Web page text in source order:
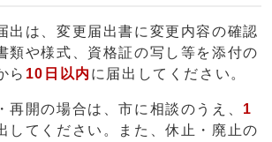
出は、変更届出書に変更内容の確認
類や様式、資格証の写し等を添付の
ら 10日以内 に届出してください。
開の場合は、市に相談のうえ、 1
してください。また、休止・廃止の